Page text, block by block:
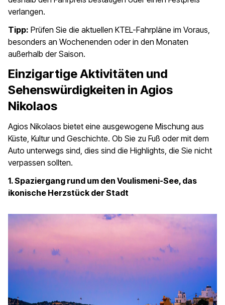
verlangen.
Tipp: Prüfen Sie die aktuellen KTEL-Fahrpläne im Voraus,
besonders an Wochenenden oder in den Monaten
außerhalb der Saison.
Einzigartige Aktivitäten und
Sehenswürdigkeiten in Agios
Nikolaos
Agios Nikolaos bietet eine ausgewogene Mischung aus
Küste, Kultur und Geschichte. Ob Sie zu Fuß oder mit dem
Auto unterwegs sind, dies sind die Highlights, die Sie nicht
verpassen sollten.
1. Spaziergang rund um den Voulismeni-See, das
ikonische Herzstück der Stadt